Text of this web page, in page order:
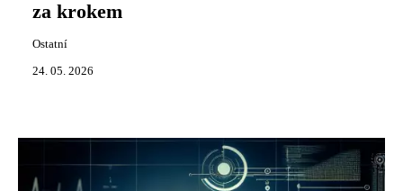
za krokem
Ostatní
24. 05. 2026